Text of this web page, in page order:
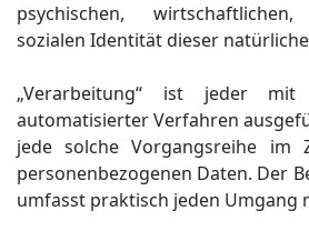
psychischen,
sozialen Identität dieser
„Verarbeitung“ ist jeder
automatisierter Verfahren
jede solche Vorgangsreihe im
personenbezogenen Daten. Der
umfasst praktisch jeden Umgang